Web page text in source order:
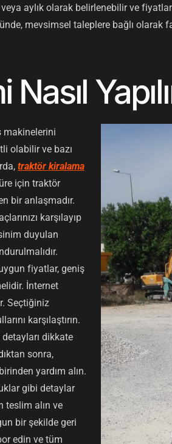
aylık olarak belirlenebilir ve
mevsimsel taleplere bağlı
makinelerini
olabilir ve bazı
traktör kiralama
için traktör
bir anlaşmadır.
karşılayıp
duyulan
fiyatlar, geniş
İnternet
Seçtiğiniz
karşılaştırın.
dikkate
sonra,
yardım alın.
gibi detaylar
teslim alın ve
bir şekilde geri
edin ve tüm